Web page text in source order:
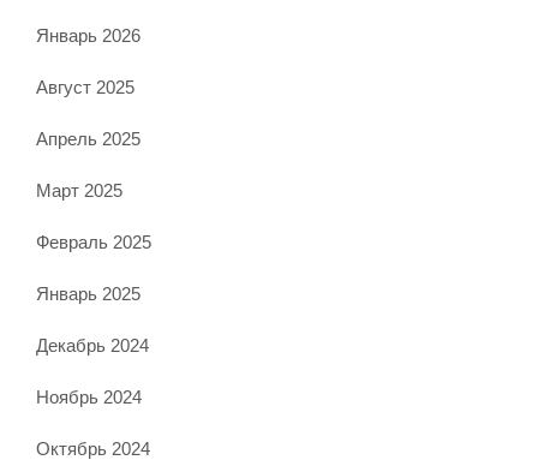
Январь 2026
Август 2025
Апрель 2025
Март 2025
Февраль 2025
Январь 2025
Декабрь 2024
Ноябрь 2024
Октябрь 2024